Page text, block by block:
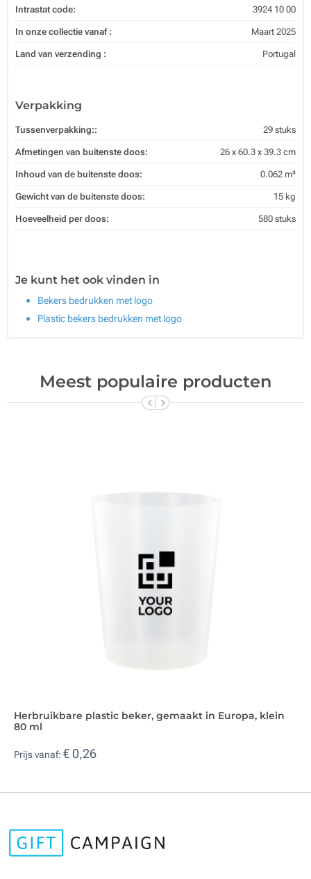
Intrastat code: 3924 10 00
In onze collectie vanaf : Maart 2025
Land van verzending : Portugal
Verpakking
Tussenverpakking:: 29 stuks
Afmetingen van buitenste doos: 26 x 60.3 x 39.3 cm
Inhoud van de buitenste doos: 0.062 m³
Gewicht van de buitenste doos: 15 kg
Hoeveelheid per doos: 580 stuks
Je kunt het ook vinden in
Bekers bedrukken met logo
Plastic bekers bedrukken met logo
Meest populaire producten
Herbruikbare plastic beker, gemaakt in Europa, klein
80 ml
Prijs vanaf: € 0,26